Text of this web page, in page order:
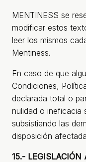
MENTINESS se
modificar estos
leer los mismos
Mentiness.
En caso de que
Condiciones,
declarada total o
nulidad o ineficacia
subsistiendo las
disposición
15.-